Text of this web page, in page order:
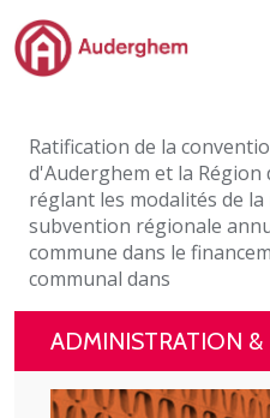
Passer au contenu principal
Événements et vie
eGuichet
Vivre à Auderghem
En 1 clic
Ratification de la
d'Auderghem et la Région
réglant les modalités de
subvention régionale
commune dans le
communal dans
ADMINISTRATION